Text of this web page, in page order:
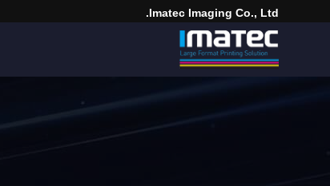
Imatec Imaging Co., Ltd.